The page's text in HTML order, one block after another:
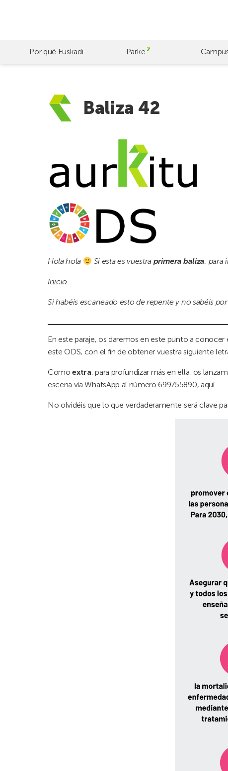
Por qué Euskadi Parke
Baliza 42
Hola hola Si esta es vuestra primera baliza, para
Inicio
Si habéis escaneado esto de repente y no sabéis
En este paraje, os daremos en este punto a conocer
este ODS, con el fin de obtener vuestra siguiente
Comoextra, para profundizar más en ella, os
escena vía WhatsApp al número 699755890, aquí.
No olvidéis que lo que verdaderamente será clave